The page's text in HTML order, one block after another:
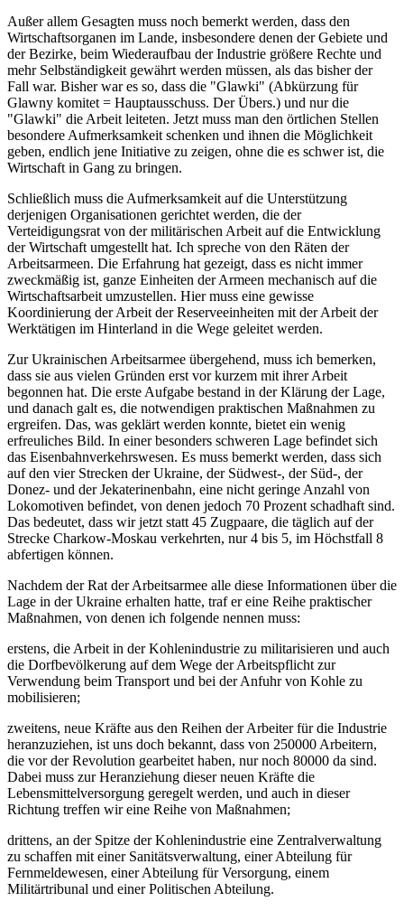
Außer allem Gesagten muss noch bemerkt werden, dass den
Wirtschaftsorganen im Lande, insbesondere denen der Gebiete und
der Bezirke, beim Wiederaufbau der Industrie größere Rechte und
mehr Selbständigkeit gewährt werden müssen, als das bisher der
Fall war. Bisher war es so, dass die "Glawki" (Abkürzung für
Glawny komitet = Hauptausschuss. Der Übers.) und nur die
"Glawki" die Arbeit leiteten. Jetzt muss man den örtlichen Stellen
besondere Aufmerksamkeit schenken und ihnen die Möglichkeit
geben, endlich jene Initiative zu zeigen, ohne die es schwer ist, die
Wirtschaft in Gang zu bringen.
Schließlich muss die Aufmerksamkeit auf die Unterstützung
derjenigen Organisationen gerichtet werden, die der
Verteidigungsrat von der militärischen Arbeit auf die Entwicklung
der Wirtschaft umgestellt hat. Ich spreche von den Räten der
Arbeitsarmeen. Die Erfahrung hat gezeigt, dass es nicht immer
zweckmäßig ist, ganze Einheiten der Armeen mechanisch auf die
Wirtschaftsarbeit umzustellen. Hier muss eine gewisse
Koordinierung der Arbeit der Reserveeinheiten mit der Arbeit der
Werktätigen im Hinterland in die Wege geleitet werden.
Zur Ukrainischen Arbeitsarmee übergehend, muss ich bemerken,
dass sie aus vielen Gründen erst vor kurzem mit ihrer Arbeit
begonnen hat. Die erste Aufgabe bestand in der Klärung der Lage,
und danach galt es, die notwendigen praktischen Maßnahmen zu
ergreifen. Das, was geklärt werden konnte, bietet ein wenig
erfreuliches Bild. In einer besonders schweren Lage befindet sich
das Eisenbahnverkehrswesen. Es muss bemerkt werden, dass sich
auf den vier Strecken der Ukraine, der Südwest-, der Süd-, der
Donez- und der Jekaterinenbahn, eine nicht geringe Anzahl von
Lokomotiven befindet, von denen jedoch 70 Prozent schadhaft sind.
Das bedeutet, dass wir jetzt statt 45 Zugpaare, die täglich auf der
Strecke Charkow-Moskau verkehrten, nur 4 bis 5, im Höchstfall 8
abfertigen können.
Nachdem der Rat der Arbeitsarmee alle diese Informationen über die
Lage in der Ukraine erhalten hatte, traf er eine Reihe praktischer
Maßnahmen, von denen ich folgende nennen muss:
erstens, die Arbeit in der Kohlenindustrie zu militarisieren und auch
die Dorfbevölkerung auf dem Wege der Arbeitspflicht zur
Verwendung beim Transport und bei der Anfuhr von Kohle zu
mobilisieren;
zweitens, neue Kräfte aus den Reihen der Arbeiter für die Industrie
heranzuziehen, ist uns doch bekannt, dass von 250000 Arbeitern,
die vor der Revolution gearbeitet haben, nur noch 80000 da sind.
Dabei muss zur Heranziehung dieser neuen Kräfte die
Lebensmittelversorgung geregelt werden, und auch in dieser
Richtung treffen wir eine Reihe von Maßnahmen;
drittens, an der Spitze der Kohlenindustrie eine Zentralverwaltung
zu schaffen mit einer Sanitätsverwaltung, einer Abteilung für
Fernmeldewesen, einer Abteilung für Versorgung, einem
Militärtribunal und einer Politischen Abteilung.